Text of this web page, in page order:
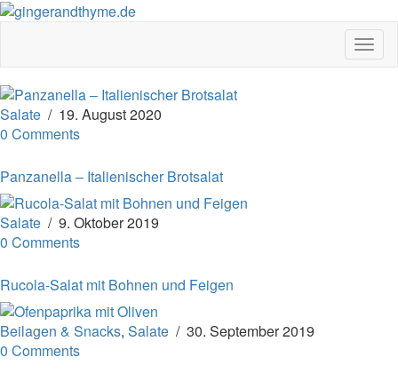
Salate / 19. August 2020
0 Comments
Panzanella – Italienischer Brotsalat
Salate / 9. Oktober 2019
0 Comments
Rucola-Salat mit Bohnen und Feigen
Beilagen & Snacks, Salate / 30. September 2019
0 Comments